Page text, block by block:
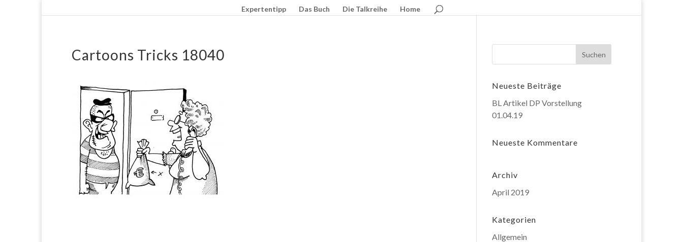
Expertentipp Das Buch Die Talkreihe Home
Cartoons Tricks 18040
Neueste Beiträge
BL Artikel DP Vorstellung
01.04.19
Neueste Kommentare
Archiv
April 2019
Kategorien
Allgemein